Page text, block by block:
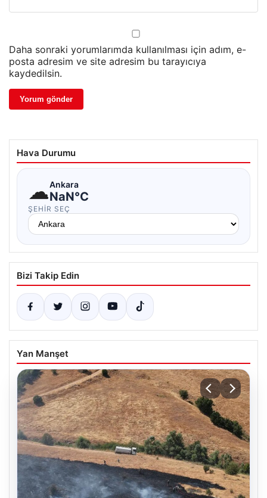
Daha sonraki yorumlarımda kullanılması için adım, e-
posta adresim ve site adresim bu tarayıcıya
kaydedilsin.
Hava Durumu
☁Ankara
NaN°C
ŞEHIR SEÇ
Bizi Takip Edin
Yan Manşet